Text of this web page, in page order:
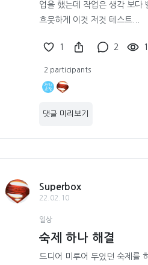
업을 했는데 작업은 생각 보다
흐뭇하게 이것 저것 테스트...
1 2
2 participants
댓글 미리보기
Superbox
22.02.10
일상
숙제 하나 해결
드디어 미루어 두었던 숙제를